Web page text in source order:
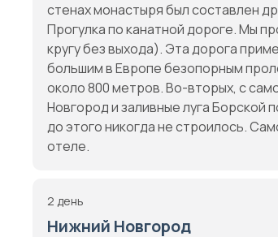
стенах монастыря был составлен
Прогулка по канатной дороге. Мы
кругу без выхода). Эта дорога
большим в Европе безопорным
около 800 метров. Во-вторых, с
Новгород и заливные луга Борской
до этого никогда не строилось.
отеле.
2 день
Нижний Новгород